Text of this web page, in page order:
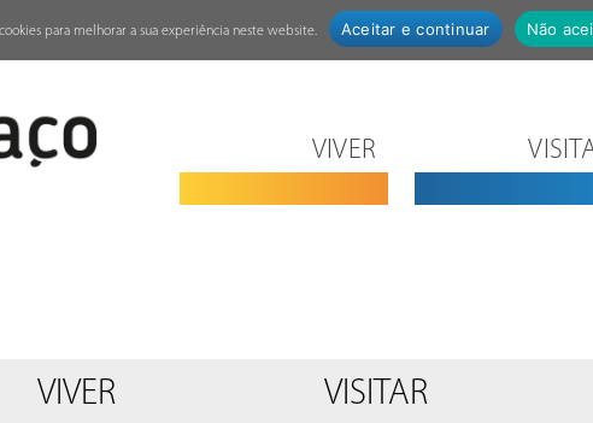
VIVER
VIVER VISITAR
para melhorar a sua experiência neste website. Aceitar e continuar Não